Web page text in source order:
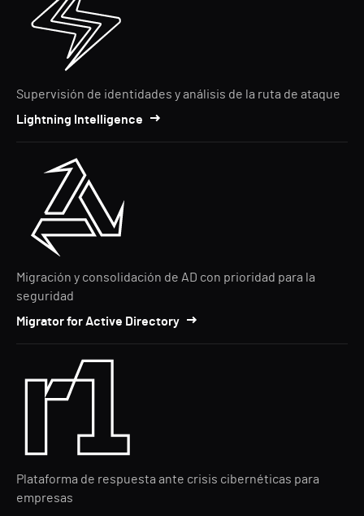
Supervisión de identidades y análisis de la ruta de ataque
Lightning Intelligence
Migración y consolidación de AD con prioridad para la
seguridad
Migrator for Active Directory
Plataforma de respuesta ante crisis cibernéticas para
empresas